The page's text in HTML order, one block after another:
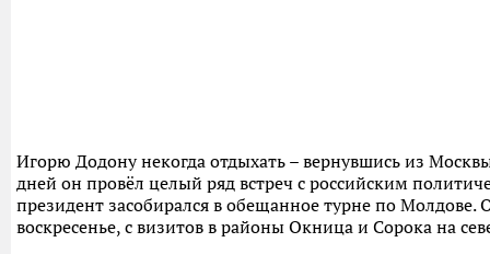
Игорю Додону некогда отдыхать – вернувшись из
дней он провёл целый ряд встреч с российским
президент засобирался в обещанное турне по Молдове.
воскресенье, с визитов в районы Окница и Сорока на